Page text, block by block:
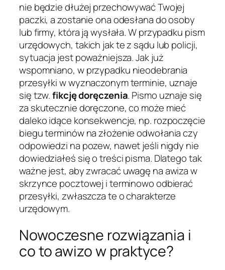
nie będzie dłużej przechowywać Twojej
paczki, a zostanie ona odesłana do osoby
lub firmy, która ją wysłała. W przypadku pism
urzędowych, takich jak te z sądu lub policji,
sytuacja jest poważniejsza. Jak już
wspomniano, w przypadku nieodebrania
przesyłki w wyznaczonym terminie, uznaje
się tzw.fikcję doręczenia. Pismo uznaje się
za skutecznie doręczone, co może mieć
daleko idące konsekwencje, np. rozpoczęcie
biegu terminów na złożenie odwołania czy
odpowiedzi na pozew, nawet jeśli nigdy nie
dowiedziałeś się o treści pisma. Dlatego tak
ważne jest, aby zwracać uwagę na awiza w
skrzynce pocztowej i terminowo odbierać
przesyłki, zwłaszcza te o charakterze
urzędowym.
Nowoczesne rozwiązania i
co to awizo w praktyce?